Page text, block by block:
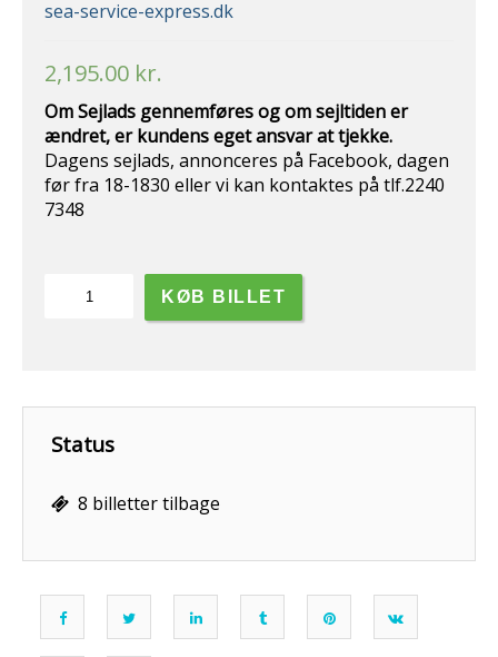
sea-service-express.dk
2,195.00 kr.
Om Sejlads gennemføres og om sejltiden er
ændret, er kundens eget ansvar attjekke.
Dagens sejlads, annonceres på Facebook, dagen
før fra 18-1830 eller vi kan kontaktes på tlf.2240
7348
timer
Gule
rev.
antal
KØB BILLET
Status
8 billetter tilbage